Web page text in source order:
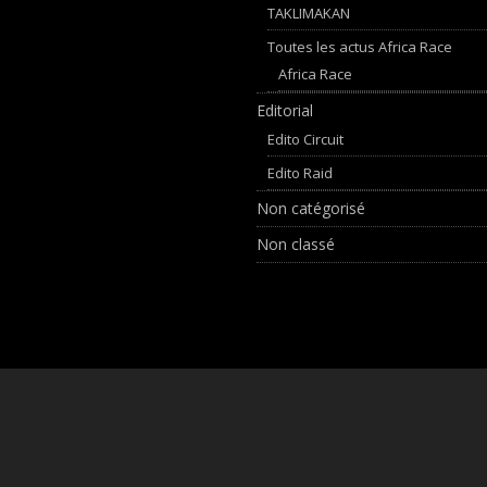
TAKLIMAKAN
Toutes les actus Africa Race
Africa Race
Editorial
Edito Circuit
Edito Raid
Non catégorisé
Non classé